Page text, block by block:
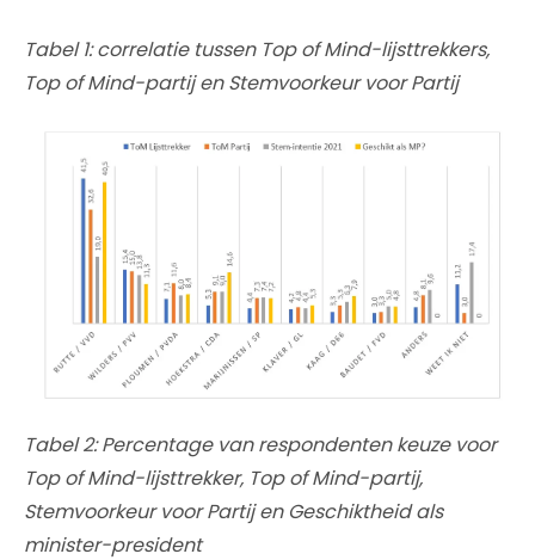
Tabel 1: correlatie tussen Top of Mind-lijsttrekkers,
Top of Mind-partij en Stemvoorkeur voor Partij
Tabel 2: Percentage van respondenten keuze voor
Top of Mind-lijsttrekker, Top of Mind-partij,
Stemvoorkeur voor Partij en Geschiktheid als
minister-president